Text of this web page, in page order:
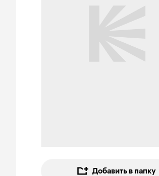
Добавить в папку